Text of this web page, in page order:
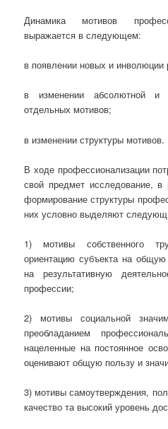
Динамика мотивов
выражается в следующем:
в появлении новых и инволюции
в изменении абсолютной и
отдельных мотивов;
в изменении структуры мотивов.
В ходе профессионализации
свой предмет исследование, в
формирование структуры
них условно выделяют
1) мотивы собственного
ориентацию субъекта на
на результативную
профессии;
2) мотивы социальной
преобладанием
нацеленные на постоянное
оценивают общую пользу и
3) мотивы самоутверждения,
качество та высокий уровень